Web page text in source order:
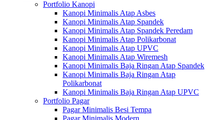
Portfolio Kanopi
Kanopi Minimalis Atap Asbes
Kanopi Minimalis Atap Spandek
Kanopi Minimalis Atap Spandek Peredam
Kanopi Minimalis Atap Polikarbonat
Kanopi Minimalis Atap UPVC
Kanopi Minimalis Atap Wiremesh
Kanopi Minimalis Baja Ringan Atap Spandek
Kanopi Minimalis Baja Ringan Atap
Polikarbonat
Kanopi Minimalis Baja Ringan Atap UPVC
Portfolio Pagar
Pagar Minimalis Besi Tempa
Pagar Minimalis Modern